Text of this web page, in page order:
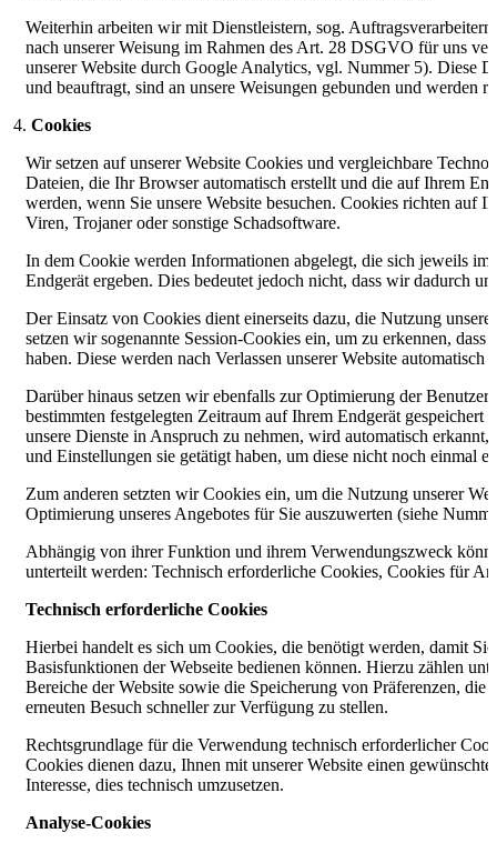
Weiterhin arbeiten wir mit Dienstleistern, sog.
nach unserer Weisung im Rahmen des Art. 28 DSGVO für uns
unserer Website durch Google Analytics, vgl. Nummer 5). Diese
und beauftragt, sind an unsere Weisungen gebunden und werden
Cookies
Wir setzen auf unserer Website Cookies und vergleichbare
Dateien, die Ihr Browser automatisch erstellt und die auf Ihrem
werden, wenn Sie unsere Website besuchen. Cookies richten auf
Viren, Trojaner oder sonstige Schadsoftware.
In dem Cookie werden Informationen abgelegt, die sich jeweils im
Endgerät ergeben. Dies bedeutet jedoch nicht, dass wir dadurch
Der Einsatz von Cookies dient einerseits dazu, die Nutzung
setzen wir sogenannte Session-Cookies ein, um zu erkennen, dass
haben. Diese werden nach Verlassen unserer Website automatisch
Darüber hinaus setzen wir ebenfalls zur Optimierung der
bestimmten festgelegten Zeitraum auf Ihrem Endgerät gespeichert
unsere Dienste in Anspruch zu nehmen, wird automatisch
und Einstellungen sie getätigt haben, um diese nicht noch einmal
Zum anderen setzten wir Cookies ein, um die Nutzung unserer
Optimierung unseres Angebotes für Sie auszuwerten (siehe
Abhängig von ihrer Funktion und ihrem Verwendungszweck
unterteilt werden: Technisch erforderliche Cookies, Cookies für
Technisch erforderliche Cookies
Hierbei handelt es sich um Cookies, die benötigt werden, damit
Basisfunktionen der Webseite bedienen können. Hierzu zählen
Bereiche der Website sowie die Speicherung von Präferenzen, die
erneuten Besuch schneller zur Verfügung zu stellen.
Rechtsgrundlage für die Verwendung technisch erforderlicher
Cookies dienen dazu, Ihnen mit unserer Website einen
Interesse, dies technisch umzusetzen.
Analyse-Cookies